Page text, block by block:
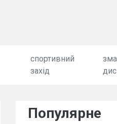
спортивний
захід
Популярне